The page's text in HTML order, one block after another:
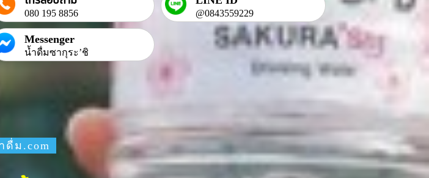
080 195 8856 @0843559229
Messenger
น้ำดื่มซากุระ’ชิ
ดื่ม.com